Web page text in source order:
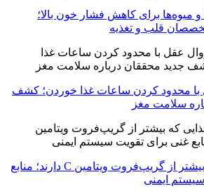
و میوه‌ها برای کاهش فشار خون بالا؛
قلب و تغذیه
محدود کردن ساعات غذا خوردن؛ کشف
سلامت مغز
۷ ماده غذایی که بیشتر از گریپ‌فروت ویتامین C دارند؛ منابع
ایمنی